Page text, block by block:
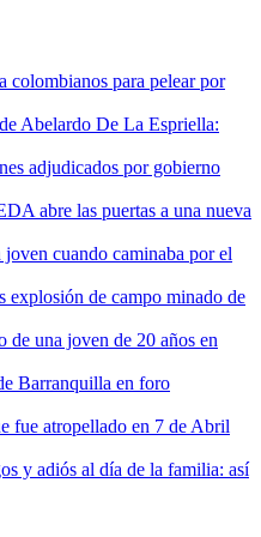
colombianos para pelear por
Abelardo De La Espriella:
adjudicados por gobierno
abre las puertas a una nueva
cuando caminaba por el
explosión de campo minado de
de una joven de 20 años en
Barranquilla en foro
fue atropellado en 7 de Abril
y adiós al día de la familia: así